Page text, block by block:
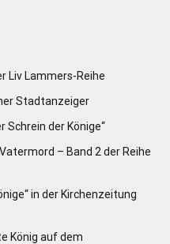
Liv Lammers-Reihe
Stadtanzeiger
Schrein der Könige“
– Band 2 der Reihe
in der Kirchenzeitung
König auf dem